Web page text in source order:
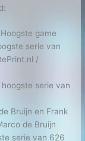
Hoogste game
serie van
/
serie van
Bruijn en Frank
de Bruijn
serie van 626